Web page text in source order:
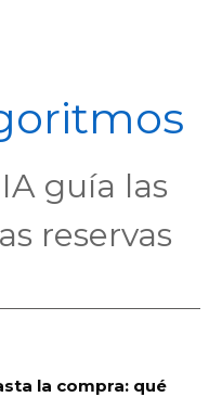
guía las
reservas
la compra: qué